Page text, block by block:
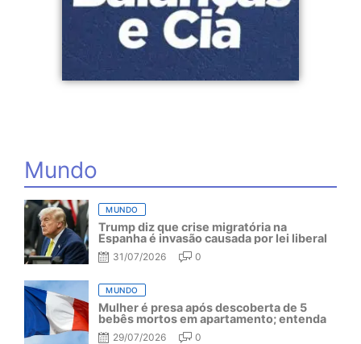
Mundo
MUNDO
Trump diz que crise migratória na
Espanha é invasão causada por lei liberal
31/07/2026 0
MUNDO
Mulher é presa após descoberta de 5
bebês mortos em apartamento; entenda
29/07/2026 0